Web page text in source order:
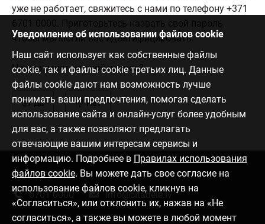
уже не работает, свяжитесь с нами по телефону +371
чтобы мы могли вас идентифицировать.
Нашли ответ на свой вопрос?
Да Нет
Уведомление об использовании файлов cookie
Наш сайт использует как собственные файлы
cookie, так и файлы cookie третьих лиц. Данные
файлы cookie дают нам возможность лучше
понимать ваши предпочтения, помогая сделать
использование сайта и онлайн-услуг более удобным
для вас, а также позволяют предлагать
отвечающие вашим интересам сервисы и
информацию. Подробнее в Правилах использования
файлов cookie. Вы можете дать свое согласие на
использование файлов cookie, кликнув на
«Согласиться», или отклонить их, нажав на «Не
согласиться», а также вы можете в любой момент
Связаться с нами
6701 0000 info@citadele.lv